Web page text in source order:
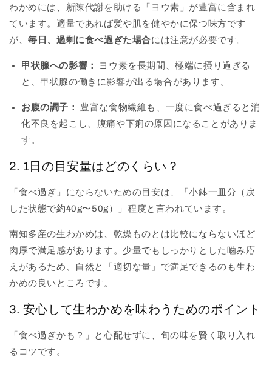
わかめには、新陳代謝を助ける「ヨウ素」が豊富に含まれ
ています。適量であれば髪や肌を健やかに保つ味方です
が、毎日、過剰に食べ過ぎた場合には注意が必要です。
甲状腺への影響：
ヨウ素を長期間、極端に摂り過ぎる
と、甲状腺の働きに影響が出る場合があります。
お腹の調子：
豊富な食物繊維も、一度に食べ過ぎると消
化不良を起こし、腹痛や下痢の原因になることがありま
す。
2. 1日の目安量はどのくらい？
「食べ過ぎ」にならないための目安は、「小鉢一皿分（戻
した状態で約40g〜50g）」程度と言われています。
南知多産の生わかめは、乾燥ものとは比較にならないほど
肉厚で満足感があります。少量でもしっかりとした噛み応
えがあるため、自然と「適切な量」で満足できるのも生わ
かめの良いところです。
3. 安心して生わかめを味わうためのポイント
「食べ過ぎかも？」と心配せずに、旬の味を賢く取り入れ
るコツです。